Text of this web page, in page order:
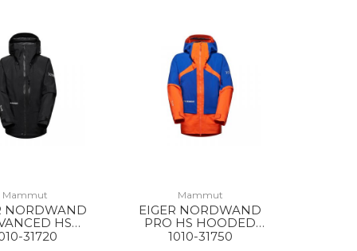
Mammut
NORDWAND
HS
JACKET WS
31720
Mammut
EIGER NORDWAND
PRO HS HOODED
JACKET MS 2291 EIGER
1010-31750